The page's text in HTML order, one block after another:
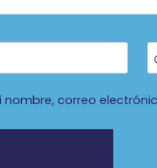
nombre, correo